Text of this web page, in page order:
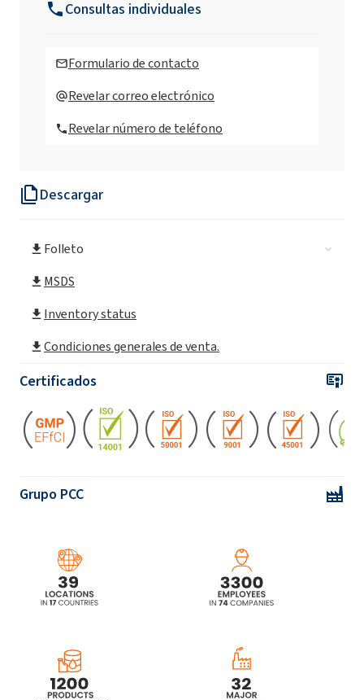
Descargar
Folleto
MSDS
Inventory status
Condiciones generales de venta.
Certificados
Grupo PCC
ROKAmin SR22 (alquilamina C16-18)
ROKAmin SR8P4 (C16-18 alquil amina)
ROKAmin SRK8
Consultas individuales
Formulario de contacto
Revelar correo electrónico
Revelar número de teléfono